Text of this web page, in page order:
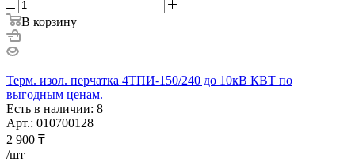
В корзину
Терм. изол. перчатка 4ТПИ-150/240 до 10кВ КВТ по
выгодным ценам.
Есть в наличии: 8
Арт.: 010700128
2 900 ₸
/шт